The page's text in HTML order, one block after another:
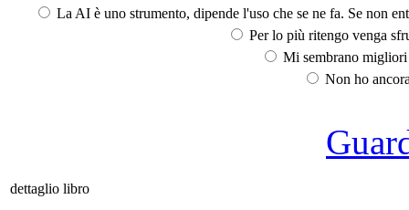
La AI è uno strumento, dipende l'uso che se ne fa. Se non
Per lo più ritengo venga
Mi sembrano
Non ho
dettaglio libro